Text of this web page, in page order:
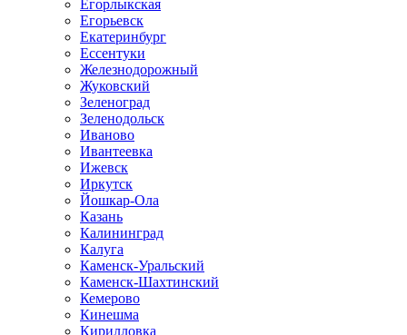
Егорлыкская
Егорьевск
Екатеринбург
Ессентуки
Железнодорожный
Жуковский
Зеленоград
Зеленодольск
Иваново
Ивантеевка
Ижевск
Иркутск
Йошкар-Ола
Казань
Калининград
Калуга
Каменск-Уральский
Каменск-Шахтинский
Кемерово
Кинешма
Кирилловка